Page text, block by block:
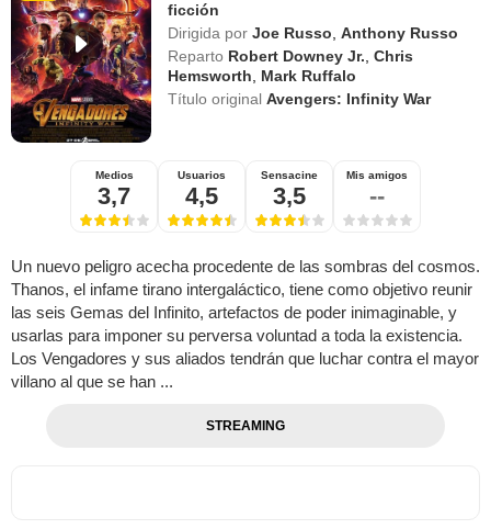
ficción
Dirigida por Joe Russo ,Anthony Russo
Reparto Robert Downey Jr. ,Chris
Hemsworth
Mark Ruffalo
Título originalAvengers: Infinity War
Medios
3,7
Usuarios
4,5
Sensacine
3,5
Mis amigos
--
Un nuevo peligro acecha procedente de las sombras del cosmos.
Thanos, el infame tirano intergaláctico, tiene como objetivo reunir
las seis Gemas del Infinito, artefactos de poder inimaginable, y
usarlas para imponer su perversa voluntad a toda la existencia.
Los Vengadores y sus aliados tendrán que luchar contra el mayor
villano al que se han ...
STREAMING